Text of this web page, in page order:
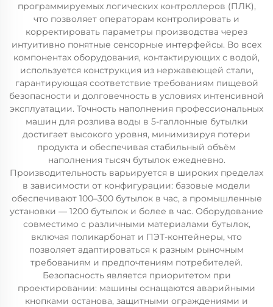
программируемых логических контроллеров (ПЛК),
что позволяет операторам контролировать и
корректировать параметры производства через
интуитивно понятные сенсорные интерфейсы. Во всех
компонентах оборудования, контактирующих с водой,
используется конструкция из нержавеющей стали,
гарантирующая соответствие требованиям пищевой
безопасности и долговечность в условиях интенсивной
эксплуатации. Точность наполнения профессиональных
машин для розлива воды в 5-галлонные бутылки
достигает высокого уровня, минимизируя потери
продукта и обеспечивая стабильный объём
наполнения тысяч бутылок ежедневно.
Производительность варьируется в широких пределах
в зависимости от конфигурации: базовые модели
обеспечивают 100–300 бутылок в час, а промышленные
установки — 1200 бутылок и более в час. Оборудование
совместимо с различными материалами бутылок,
включая поликарбонат и ПЭТ-контейнеры, что
позволяет адаптироваться к разным рыночным
требованиям и предпочтениям потребителей.
Безопасность является приоритетом при
проектировании: машины оснащаются аварийными
кнопками останова, защитными ограждениями и